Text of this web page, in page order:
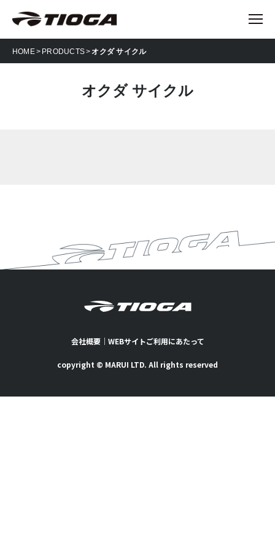
HOME PRODUCTS オクダ サイクル
オクダ サイクル
会社概要｜ WEBサイトご利用にあたって
copyright © MARUI LTD. All rights reserved